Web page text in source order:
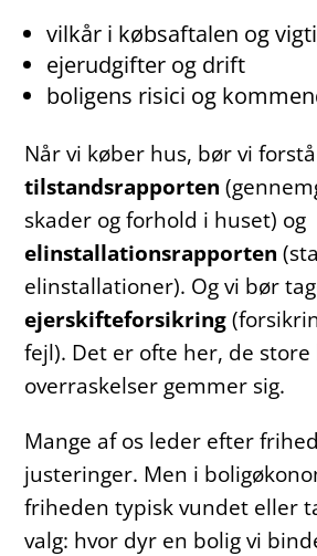
vilkår i købsaftalen og
ejerudgifter og drift
boligens risici og
Når vi køber hus, bør vi forstå
tilstandsrapporten
skader og forhold i huset) og
elinstallationsrapporten
elinstallationer). Og vi bør
ejerskifteforsikring
fejl). Det er ofte her, de
overraskelser gemmer sig.
Mange af os leder efter
justeringer. Men i
friheden typisk vundet eller
valg: hvor dyr en bolig vi